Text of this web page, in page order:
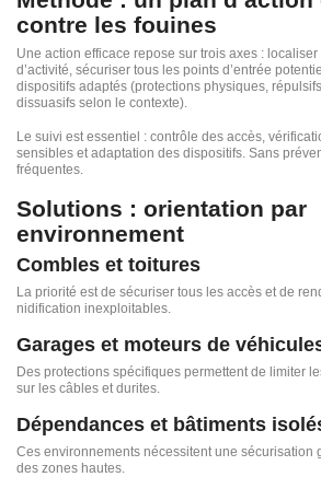
contre les fouines
Une action efficace repose sur trois axes :
d’activité, sécuriser tous les points d’entrée
dispositifs adaptés (protections physiques,
dissuasifs selon le contexte).
Le suivi est essentiel : contrôle des accès,
sensibles et adaptation des dispositifs. Sans
fréquentes.
Solutions : orientation par
environnement
Combles et toitures
La priorité est de sécuriser tous les accès et de
nidification inexploitables.
Garages et moteurs de
Des protections spécifiques permettent de limiter
sur les câbles et durites.
Dépendances et bâtiments
Ces environnements nécessitent une sécurisation
des zones hautes.